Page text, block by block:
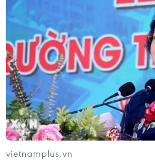
06/08/2026 02:50
Xem
vietnamplus.vn